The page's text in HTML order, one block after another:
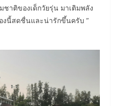
าติของเด็กวัยรุ่น มาเติมพลัง
งนี้สดชื่นและน่ารักขึ้นครับ ”